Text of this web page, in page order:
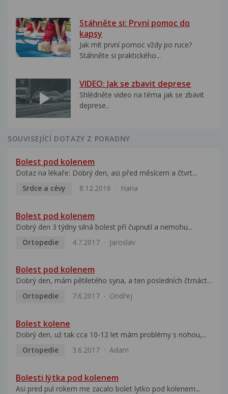
Stáhněte si: První pomoc do
kapsy
Jak mít první pomoc vždy po ruce?
Stáhněte si praktického...
VIDEO: Jak se zbavit deprese
Shlédněte video na téma jak se zbavit
deprese..
SOUVISEJÍCÍ DOTAZY Z PORADNY
Bolest pod kolenem
Dotaz na lékaře: Dobrý den, asi před měsícem a čtvrt...
Srdce a cévy
8.12.2016 Hana
Bolest pod kolenem
Dobrý den 3 týdny silná bolest pří čupnutí a nemohu...
Ortopedie
4.7.2017 Jaroslav
Bolest pod kolenem
Dobrý den, mám pětiletého syna, a ten posledních čtrnáct...
Ortopedie
7.6.2017 Ondřej
Bolest kolene
Dobrý den, už tak cca 10-12 let mám problémy s nohou,...
Ortopedie
3.6.2017 Adam
Bolesti lýtka pod kolenem
Asi pred pul rokem me zacalo bolet lytko pod kolenem...